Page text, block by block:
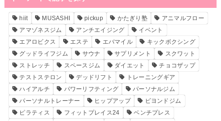
hiit MUSASHI pickup かたぎり塾
アニマルフロー
アマゾネスジム
アンチエイジング
イベント
エアロビクス
エステ エバマイル
キックボクシング
グッドライフジム
サウナ サプリメント
スクワット
ストレッチ
スペースジム ダイエット
チョコザップ
テストステロン
デッドリフト
トレーニングギア
ハイアルチ
パワーリフティング
パーソナルジム
パーソナルトレーナー
ヒップアップ
ビヨンドジム
ピラティス
フィットプレイス24
ベンチプレス